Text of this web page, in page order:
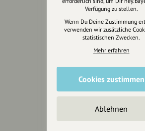
Cookies zurücksetzen
Presse
Mediakit
Presseberichte
Wir unterstützen
Verfügung zu stellen.
Wenn Du Deine Zustimmung
verwenden wir zusätzliche
statistischen Zwecken.
Mehr erfahren
Cookies zustimmen
Ablehnen